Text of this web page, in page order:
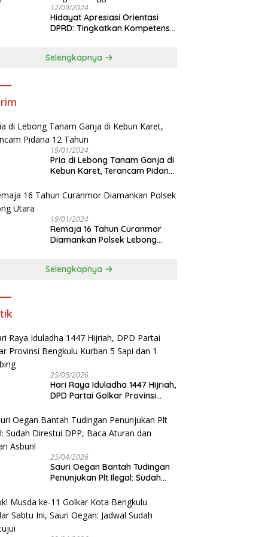
12/09/2024
Hidayat Apresiasi Orientasi
DPRD: Tingkatkan Kompetensi
Selengkapnya
19/01/2024
Pria di Lebong Tanam Ganja di
Kebun Karet, Terancam Pidana
19/01/2024
Remaja 16 Tahun Curanmor
Diamankan Polsek Lebong
Selengkapnya
25/05/2026
Hari Raya Iduladha 1447 Hijriah,
DPD Partai Golkar Provinsi
Kambing
23/04/2026
Sauri Oegan Bantah Tudingan
Penunjukan Plt Ilegal: Sudah
Jangan Asbun!